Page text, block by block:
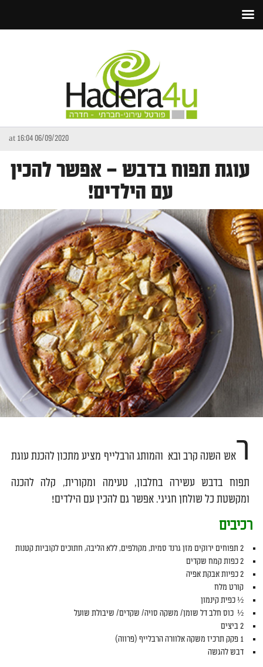
06/09/2020 at 16:04
עוגת תפוח בדבש – אפשר להכין
עם הילדים!
ראש השנה קרב ובא והמותג הרבלייף מציע מתכון להכנת עוגת
תפוח בדבש עשירה בחלבון, טעימה ומקורית, קלה להכנה
ומקשטת כל שולחן חגיגי. אפשר גם להכין עם הילדים!
רכיבים
2 תפוחים ירוקים מזן גרנד סמית, מקולפים, ללא הליבה, חתוכים לקוביות קטנות
2 כפות קמח שקדים
2 כפיות אבקת אפיה
קורט מלח
½ כפית קינמון
½ כוס חלב דל שומן/ משקה סויה/ שקדים/ שיבולת שועל
2 ביצים
1 פקק תרכיז משקה אלוורה הרבלייף (פרווה)
דבש להגשה